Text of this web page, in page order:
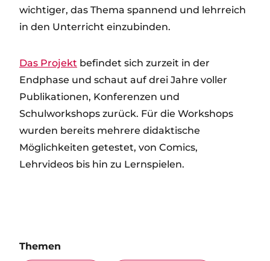
wichtiger, das Thema spannend und lehrreich
in den Unterricht einzubinden.
Das Projekt befindet sich zurzeit in der
Endphase und schaut auf drei Jahre voller
Publikationen, Konferenzen und
Schulworkshops zurück. Für die Workshops
wurden bereits mehrere didaktische
Möglichkeiten getestet, von Comics,
Lehrvideos bis hin zu Lernspielen.
Themen